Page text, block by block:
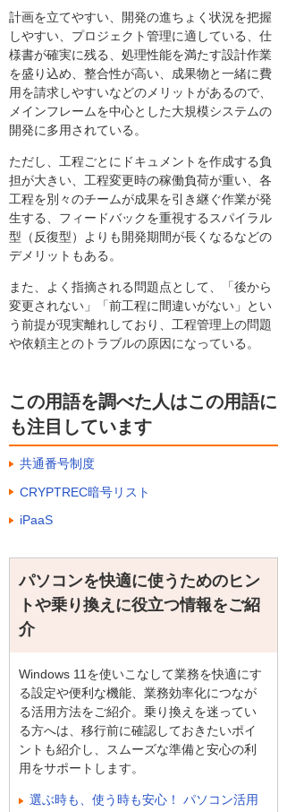
計画を立てやすい、開発の進ちょく状況を把握
しやすい、プロジェクト管理に適している、仕
様書が確実に残る、処理性能を満たす設計作業
を盛り込め、整合性が高い、成果物と一緒に費
用を請求しやすいなどのメリットがあるので、
メインフレームを中心とした大規模システムの
開発に多用されている。
ただし、工程ごとにドキュメントを作成する負
担が大きい、工程変更時の稼働負荷が重い、各
工程を別々のチームが成果を引き継ぐ作業が発
生する、フィードバックを重視するスパイラル
型（反復型）よりも開発期間が長くなるなどの
デメリットもある。
また、よく指摘される問題点として、「後から
変更されない」「前工程に間違いがない」とい
う前提が現実離れしており、工程管理上の問題
や依頼主とのトラブルの原因になっている。
この用語を調べた人はこの用語に
も注目しています
共通番号制度
CRYPTREC暗号リスト
iPaaS
パソコンを快適に使うためのヒン
トや乗り換えに役立つ情報をご紹
介
Windows 11を使いこなして業務を快適にす
る設定や便利な機能、業務効率化につなが
る活用方法をご紹介。乗り換えを迷ってい
る方へは、移行前に確認しておきたいポイ
ントも紹介し、スムーズな準備と安心の利
用をサポートします。
選ぶ時も、使う時も安心！ パソコン活用